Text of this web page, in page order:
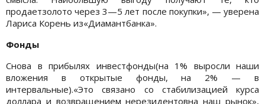
продаетзолото через 3—5 лет после покупки», — уверена
Лариса Корень из«Диамантбанка».
Фонды
Снова в прибылях инвестфонды(на 1% выросли наши
вложения в открытые фонды, на 2% — в
интервальные).«Это связано со стабилизацией курса
доллара и возвращением нерезидентовна наш рынок»,